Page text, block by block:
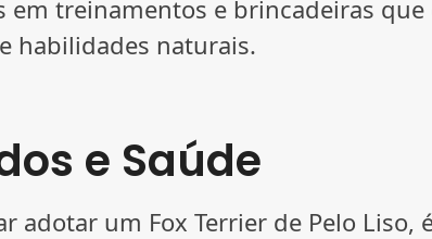
em treinamentos e brincadeiras
habilidades naturais.
e Saúde
adotar um Fox Terrier de Pelo